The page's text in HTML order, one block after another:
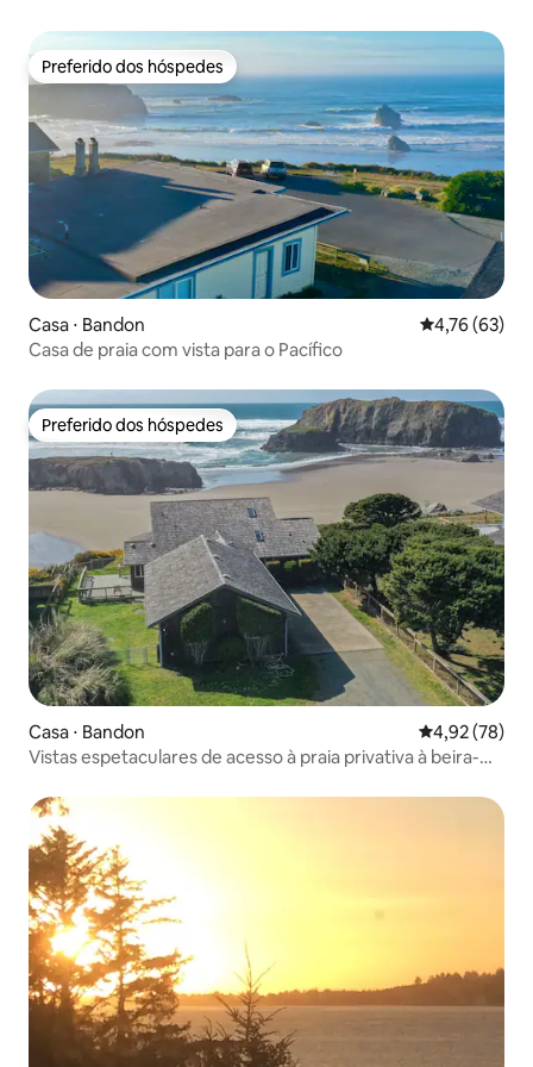
Preferido dos hóspedes
Preferido dos hóspedes
Casa ⋅ Bandon 4,76 de uma
4,76 (63)
Casa de praia com vista para o Pacífico
Preferido dos hóspedes
Preferido dos hóspedes
Casa ⋅ Bandon 4,92 de uma
4,92 (78)
Vistas espetaculares de acesso à praia privativa à beira-